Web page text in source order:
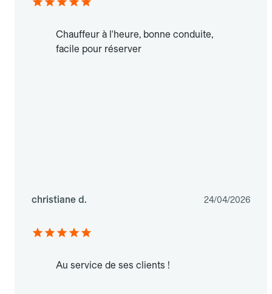
Chauffeur à l'heure, bonne conduite,
facile pour réserver
christiane d. 24/04/2026
Au service de ses clients !